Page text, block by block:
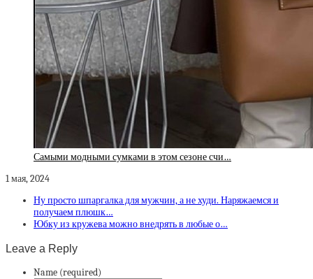
Самыми модными сумками в этом сезоне счи…
1 мая, 2024
Ну просто шпаргалка для мужчин, а не худи. Наряжаемся и
получаем плюшк…
Юбку из кружева можно внедрять в любые о…
Leave a Reply
Name (required)